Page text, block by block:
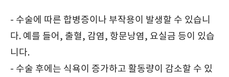
- 수술에 따른 합병증이나 부작용이 발생할 수 있습니
다. 예를 들어, 출혈, 감염, 항문낭염, 요실금 등이 있습
니다.
- 수술 후에는 식욕이 증가하고 활동량이 감소할 수 있